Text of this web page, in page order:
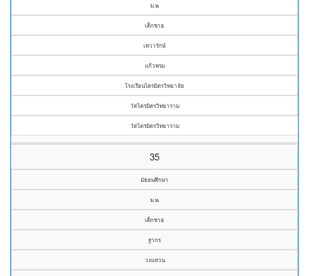
ม.๒
เด็กชาย
เทวารักษ์
แก้วพรม
โรงเรียนไตรมิตรวิทยาลัย
วัดไตรมิตรวิทยาราม
วัดไตรมิตรวิทยาราม
35
มัธยมศึกษา
ม.๒
เด็กชาย
ฐากร
วงแหวน